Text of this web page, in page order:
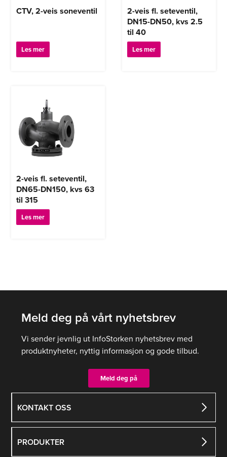
CTV, 2-veis soneventil
Les mer
2-veis fl. seteventil,
DN15-DN50, kvs 2.5
til 40
Les mer
2-veis fl. seteventil,
DN65-DN150, kvs 63
til 315
Les mer
KONTAKT OSS
PRODUKTER
Meld deg på vårt nyhetsbrev
Vi sender jevnlig ut InfoStorken nyhetsbrev med
produktnyheter, nyttig informasjon og gode tilbud.
Meld deg på